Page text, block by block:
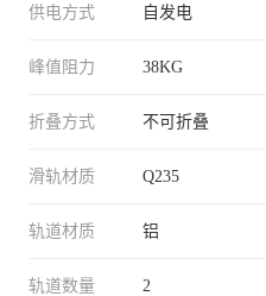
供电方式 自发电
峰值阻力 38KG
折叠方式 不可折叠
滑轨材质 Q235
轨道材质 铝
轨道数量 2